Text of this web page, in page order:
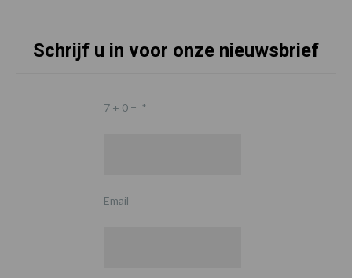
Schrijf u in voor onze nieuwsbrief
7 + 0 = *
Email